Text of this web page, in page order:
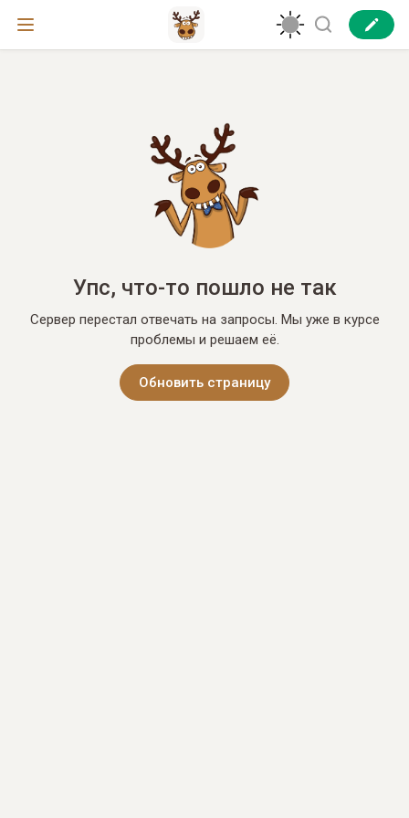
Упс, что-то пошло не так
Сервер перестал отвечать на запросы. Мы уже в курсе
проблемы и решаем её.
Обновить страницу